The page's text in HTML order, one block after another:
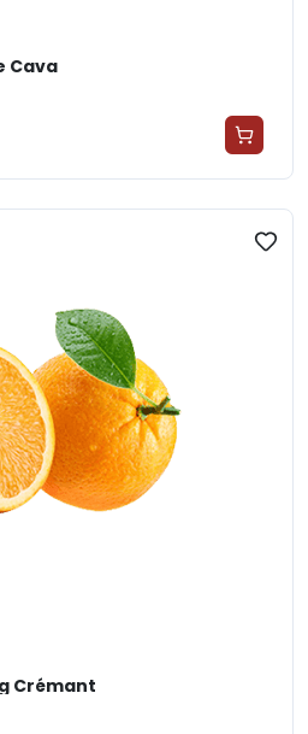
Cava
Crémant